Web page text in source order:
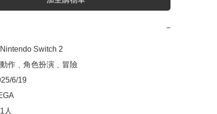
−
Switch 2
作﹑角色扮演﹑冒險
6/19
人